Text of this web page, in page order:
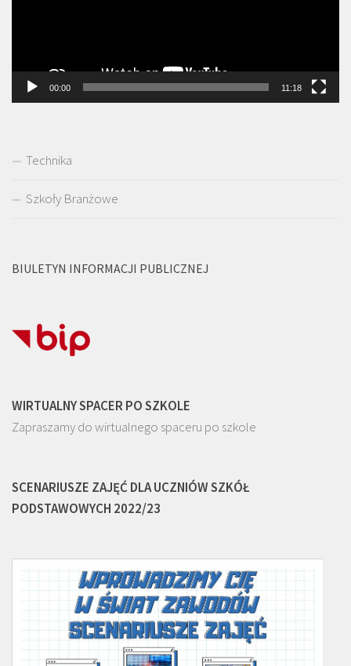
00:00 11:18
Technika
Szkoły Branżowe
BIULETYN INFORMACJI PUBLICZNEJ
WIRTUALNY SPACER PO SZKOLE
Zapraszamy do wirtualnego spaceru po szkole
SCENARIUSZE ZAJĘĆ DLA UCZNIÓW SZKÓŁ
PODSTAWOWYCH 2022/23